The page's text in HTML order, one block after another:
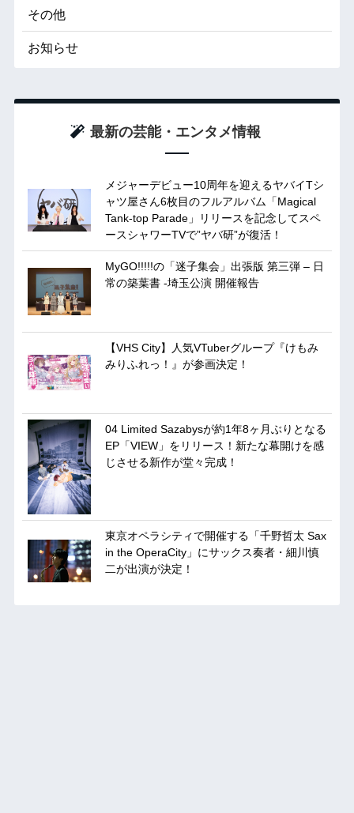
その他
お知らせ
最新の芸能・エンタメ情報
メジャーデビュー10周年を迎えるヤバイTシ
ャツ屋さん6枚目のフルアルバム「Magical
Tank-top Parade」リリースを記念してスペ
ースシャワーTVで”ヤバ研”が復活！
MyGO!!!!!の「迷子集会」出張版 第三弾 – 日
常の築葉書 -埼玉公演 開催報告
【VHS City】人気VTuberグループ『けもみ
みりふれっ！』が参画決定！
04 Limited Sazabysが約1年8ヶ月ぶりとなる
EP「VIEW」をリリース！新たな幕開けを感
じさせる新作が堂々完成！
東京オペラシティで開催する「千野哲太 Sax
in the OperaCity」にサックス奏者・細川慎
二が出演が決定！